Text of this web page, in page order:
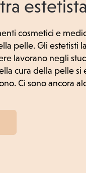
cosmetici e
pelle. Gli estetisti
lavorano negli
cura della pelle
Ci sono ancora